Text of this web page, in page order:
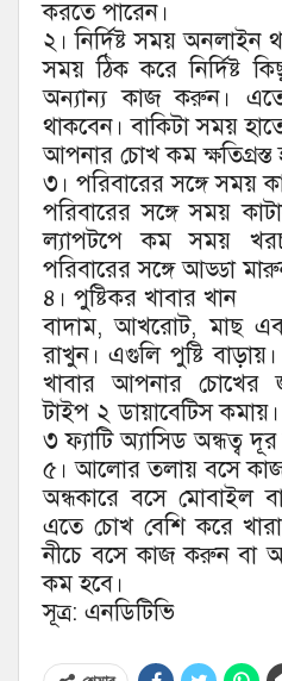
করতে পারেন।
২। নির্দিষ্ট সময় অনলাইন
সময় ঠিক করে নির্দিষ্ট
অন্যান্য কাজ করুন।
থাকবেন। বাকিটা সময়
আপনার চোখ কম ক্ষতিগ্রস্ত
৩। পরিবারের সঙ্গে সময়
পরিবারের সঙ্গে সময়
ল্যাপটপে কম সময়
পরিবারের সঙ্গে আড্ডা
৪। পুষ্টিকর খাবার খান
বাদাম, আখরোট, মাছ
রাখুন। এগুলি পুষ্টি
খাবার আপনার চোখের
টাইপ ২ ডায়াবেটিস
৩ ফ্যাটি অ্যাসিড অন্ধত্ব
৫। আলোর তলায় বসে
অন্ধকারে বসে মোবাইল
এতে চোখ বেশি করে
নীচে বসে কাজ করুন বা
কম হবে।
সূত্র: এনডিটিভি